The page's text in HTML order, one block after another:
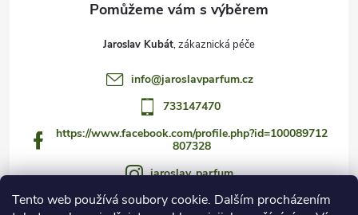
Tento web používá soubory cookie. Dalším procházením
Jaroslav Kubát
info@jaroslavparfum.cz
733147470
https://www.facebook.com/profile.php?id=100089712
807328
jaroslav_parfum
733147470